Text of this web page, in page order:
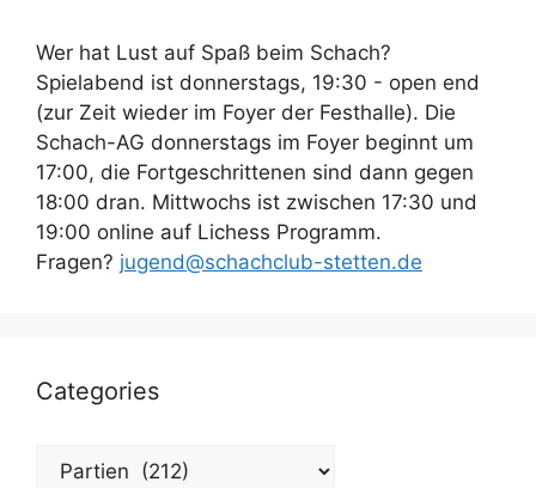
Wer hat Lust auf Spaß beim Schach?
Spielabend ist donnerstags, 19:30 - open end
(zur Zeit wieder im Foyer der Festhalle). Die
Schach-AG donnerstags im Foyer beginnt um
17:00, die Fortgeschrittenen sind dann gegen
18:00 dran. Mittwochs ist zwischen 17:30 und
19:00 online auf Lichess Programm.
Fragen? jugend@schachclub-stetten.de
Categories
Categories